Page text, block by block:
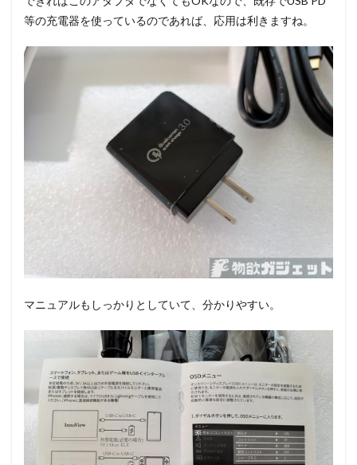
等の充電器を使っているのであれば、応用は利きますね。
マニュアルもしっかりとしていて、分かりやすい。